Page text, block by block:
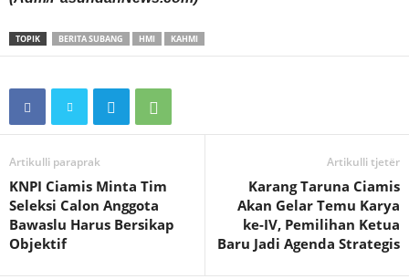
TOPIK BERITA SUBANG HMI KAHMI
Artikulli paraprak
KNPI Ciamis Minta Tim
Seleksi Calon Anggota
Bawaslu Harus Bersikap
Objektif
Artikulli tjetër
Karang Taruna Ciamis
Akan Gelar Temu Karya
ke-IV, Pemilihan Ketua
Baru Jadi Agenda Strategis